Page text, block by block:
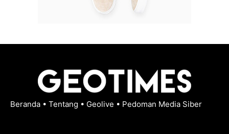
Beranda • Tentang • Geolive • Pedoman Media Siber